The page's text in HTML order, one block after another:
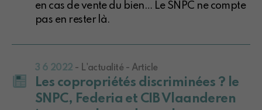
en cas de vente du bien… Le SNPC ne compte
pas en rester là.
3 6 2022 - L'actualité - Article
Les copropriétés discriminées ? le
SNPC, Federia et CIB Vlaanderen